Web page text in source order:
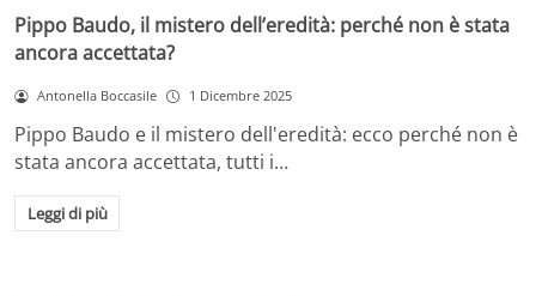
Pippo Baudo, il mistero dell’eredità: perché non è stata
ancora accettata?
Antonella Boccasile 1 Dicembre 2025
Pippo Baudo e il mistero dell'eredità: ecco perché non è
stata ancora accettata, tutti i…
Leggi di più